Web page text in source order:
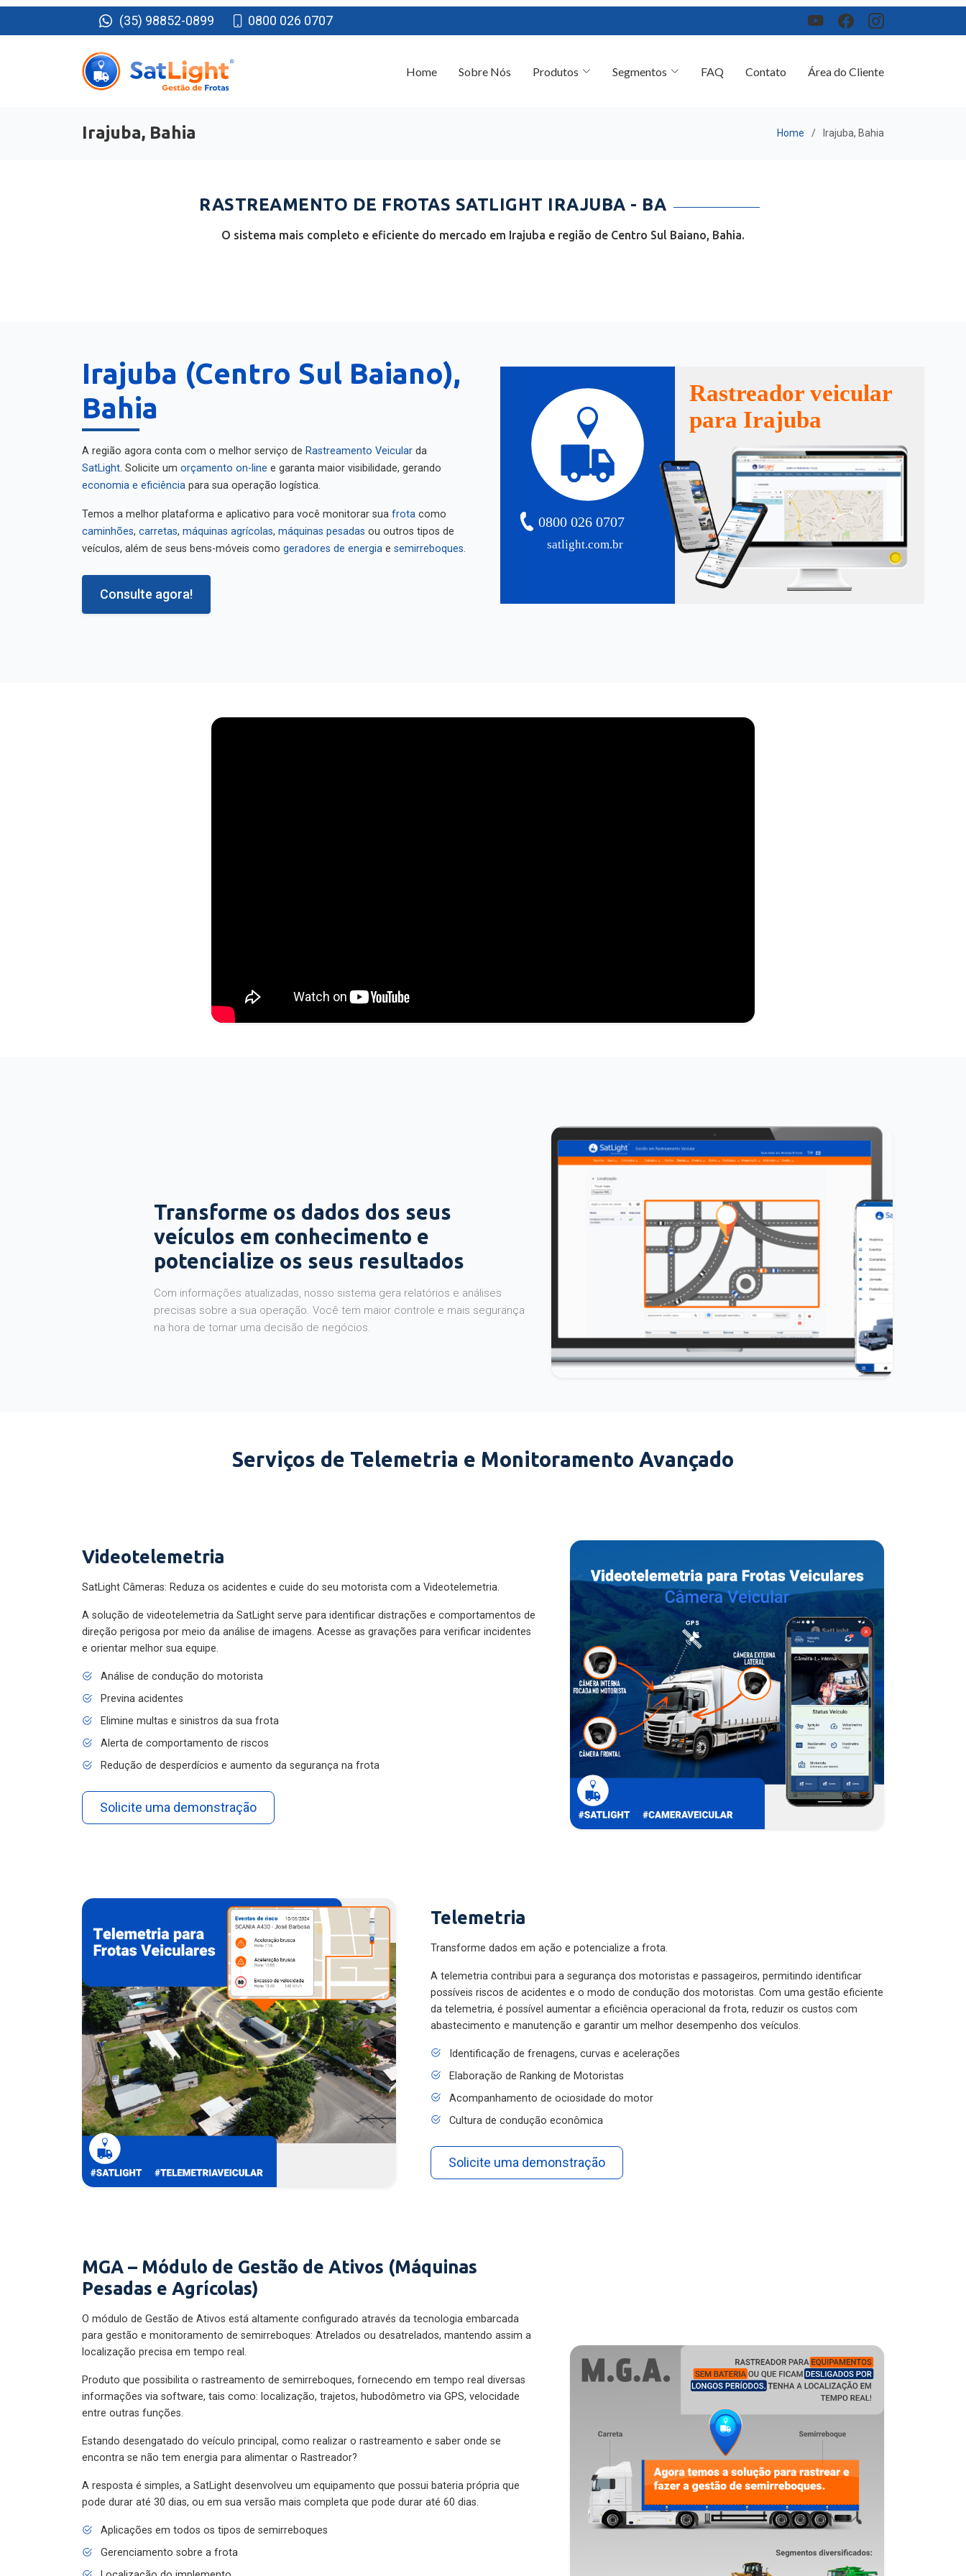
(35) 98852-0899 0800 026 0707
Área do Cliente
Irajuba, Bahia Home Irajuba, Bahia
RASTREAMENTO DE FROTAS SATLIGHT IRAJUBA - BA
O sistema mais completo e eficiente do mercado em Irajuba e região de Centro Sul Baiano, Bahia.
Irajuba (Centro Sul Baiano),
Bahia
A região agora conta com o melhor serviço de Rastreamento Veicular da
SatLight . Solicite um orçamento on-line e garanta maior visibilidade, gerando
economia e eficiência para sua operação logística.
Temos a melhor plataforma e aplicativo para você monitorar sua frota como
caminhões carretas máquinas agrícolas máquinas pesadas ou outros tipos de
veículos, além de seus bens-móveis como geradores de energia e semirreboques
Consulte agora!
satlight.com.br
0800 026 0707
Rastreador veicular
para Irajuba
Transforme os dados dos seus
veículos em conhecimento e
potencialize os seus resultados
Com informações atualizadas, nosso sistema gera relatórios e análises
precisas sobre a sua operação. Você tem maior controle e mais segurança
na hora de tomar uma decisão de negócios.
Serviços de Telemetria e Monitoramento Avançado
Videotelemetria
SatLight Câmeras: Reduza os acidentes e cuide do seu motorista com a Videotelemetria.
A solução de videotelemetria da SatLight serve para identificar distrações e comportamentos de
direção perigosa por meio da análise de imagens. Acesse as gravações para verificar incidentes
e orientar melhor sua equipe.
Análise de condução do motorista
Previna acidentes
Elimine multas e sinistros da sua frota
Alerta de comportamento de riscos
Redução de desperdícios e aumento da segurança na frota
Solicite uma demonstração
Telemetria
Transforme dados em ação e potencialize a frota.
A telemetria contribui para a segurança dos motoristas e passageiros, permitindo identificar
possíveis riscos de acidentes e o modo de condução dos motoristas. Com uma gestão eficiente
da telemetria, é possível aumentar a eficiência operacional da frota, reduzir os custos com
abastecimento e manutenção e garantir um melhor desempenho dos veículos.
Identificação de frenagens, curvas e acelerações
Elaboração de Ranking de Motoristas
Acompanhamento de ociosidade do motor
Cultura de condução econômica
Solicite uma demonstração
MGA – Módulo de Gestão de Ativos (Máquinas
Pesadas e Agrícolas)
O módulo de Gestão de Ativos está altamente configurado através da tecnologia embarcada
para gestão e monitoramento de semirreboques: Atrelados ou desatrelados, mantendo assim a
localização precisa em tempo real.
Produto que possibilita o rastreamento de semirreboques, fornecendo em tempo real diversas
informações via software, tais como: localização, trajetos, hubodômetro via GPS, velocidade
entre outras funções.
Estando desengatado do veículo principal, como realizar o rastreamento e saber onde se
encontra se não tem energia para alimentar o Rastreador?
A resposta é simples, a SatLight desenvolveu um equipamento que possui bateria própria que
pode durar até 30 dias, ou em sua versão mais completa que pode durar até 60 dias.
Aplicações em todos os tipos de semirreboques
Gerenciamento sobre a frota
Localização do implemento